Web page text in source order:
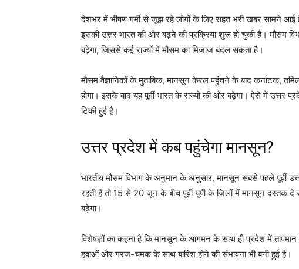
देशभर में भीषण गर्मी से जूझ रहे लोगों के लिए राहत भरी खबर सामने
इसकी उत्तर भारत की ओर बढ़ने की प्रक्रिया शुरू हो चुकी है। मौसम
बढ़ेगा, जिससे कई राज्यों में मौसम का मिजाज बदल सकता है।
मौसम वैज्ञानिकों के मुताबिक, मानसून केरल पहुंचने के बाद कर्नाटक,
होगा। इसके बाद यह पूर्वी भारत के राज्यों की ओर बढ़ेगा। ऐसे में उत्तर
टिकी हुई हैं।
उत्तर प्रदेश में कब पहुंचेगा मानसून?
भारतीय मौसम विभाग के अनुमान के अनुसार, मानसून सबसे पहले पूर्वी
रहती हैं तो 15 से 20 जून के बीच पूर्वी यूपी के जिलों में मानसून दस्तक
बढ़ेगा।
विशेषज्ञों का कहना है कि मानसून के आगमन के साथ ही प्रदेश में
हवाओं और गरज-चमक के साथ बारिश होने की संभावना भी बनी हुई है।